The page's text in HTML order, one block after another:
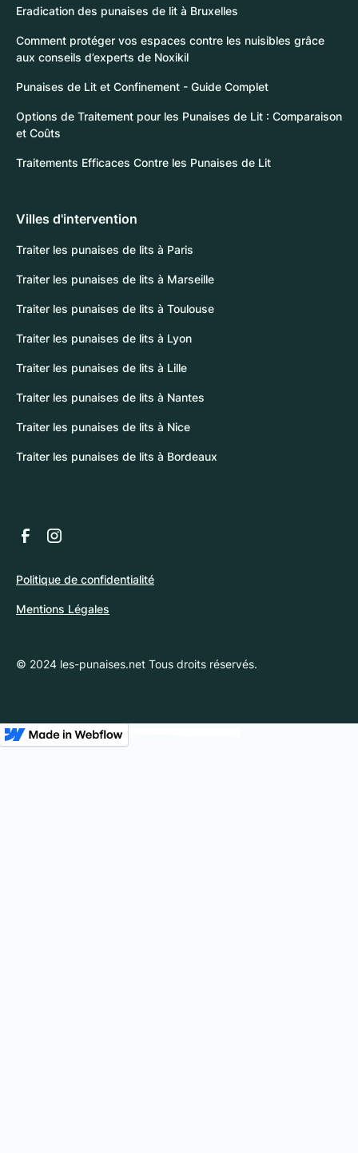
Eradication des punaises de lit à Bruxelles
Comment protéger vos espaces contre les nuisibles grâce
aux conseils d’experts de Noxikil
Punaises de Lit et Confinement - Guide Complet
Options de Traitement pour les Punaises de Lit : Comparaison
et Coûts
Traitements Efficaces Contre les Punaises de Lit
Villes d'intervention
Traiter les punaises de lits à Paris
Traiter les punaises de lits à Marseille
Traiter les punaises de lits à Toulouse
Traiter les punaises de lits à Lyon
Traiter les punaises de lits à Lille
Traiter les punaises de lits à Nantes
Traiter les punaises de lits à Nice
Traiter les punaises de lits à Bordeaux
© 2024 les-punaises.net Tous droits réservés.
Politique de confidentialité
Mentions Légales